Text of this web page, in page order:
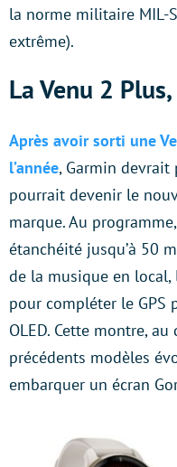
la norme militaire MIL-
extrême).
La Venu 2
Après avoir sorti une
l’année, Garmin devrait
pourrait devenir le
marque. Au
étanchéité jusqu’à 50
de la musique en
pour compléter le GPS
OLED. Cette montre,
précédents modèles
embarquer un écran